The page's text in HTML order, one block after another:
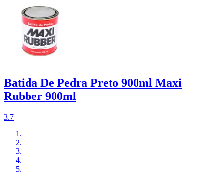
Batida De Pedra Preto 900ml Maxi
Rubber 900ml
3.7